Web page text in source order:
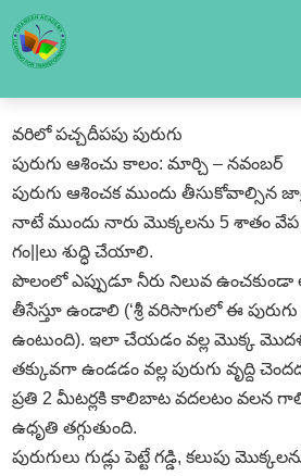
వరిలో పచ్చదీపపు పురుగు
పురుగు ఆశించు కాలం: మార్చి – నవంబర్‌
పురుగు ఆశించక ముందు తీసుకోవాల్సిన
నాటే ముందు నారు మొక్కలను 5 శాతం
గం||లు శుద్ధి చేయాలి.
పొలంలో ఎప్పుడూ నీరు నిలువ ఉంచకుండా
తీసేస్తూ ఉండాలి (‘శ్రీ వరిసాగులో ఈ
ఉంటుంది). ఇలా చేయడం వల్ల మొక్క
తక్కువగా ఉండడం వల్ల పురుగు వృద్ది
ప్రతి 2 మీటర్లకి కాలిబాట వదలటం వలన గాలి
ఉధృతి తగ్గుతుంది.
పురుగులు గుడ్లు పెట్టే గడ్డి, కలుపు